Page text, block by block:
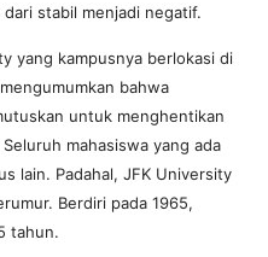
stabil menjadi negatif.
yang kampusnya berlokasi di
bahwa
untuk menghentikan
mahasiswa yang ada
lain. Padahal, JFK University
Berdiri pada 1965,
tahun.